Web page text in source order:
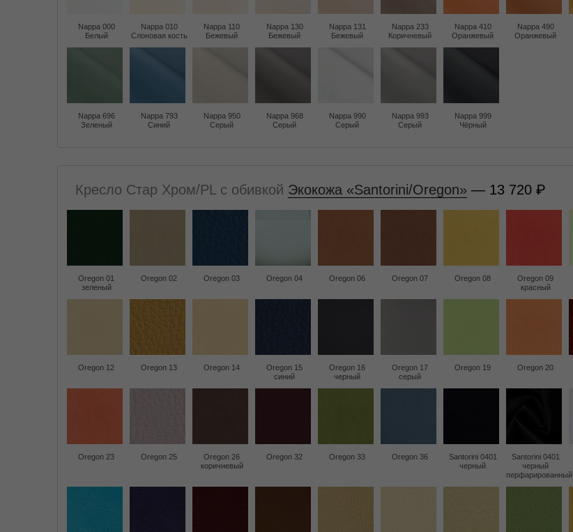
Nappa 000
Белый
Nappa 010
Слоновая кость
Nappa 110
Бежевый
Nappa 130
Бежевый
Nappa 131
Бежевый
Nappa 233
Коричневый
Nappa 410
Оранжевый
Nappa 490
Оранжевый
Nappa 696
Зеленый
Nappa 793
Синий
Nappa 950
Серый
Nappa 968
Серый
Nappa 990
Серый
Nappa 993
Серый
Nappa 999
Чёрный
Кресло Стар Хром/PL с обивкой Экокожа «Santorini/Oregon» — 13 720
Oregon 01
зеленый
Oregon 02 Oregon 03 Oregon 04 Oregon 06 Oregon 07 Oregon 08
Oregon 09
красный
Oregon 12 Oregon 13 Oregon 14
Oregon 15
синий
Oregon 16
черный
Oregon 17
серый
Oregon 19 Oregon 20
Oregon 23 Oregon 25
Oregon 26
коричневый
Oregon 32 Oregon 33 Oregon 36
Santorini 0401
черный
Santorini 0401
черный
перфарированный